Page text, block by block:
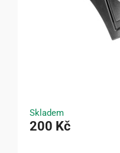
Skladem
200 Kč